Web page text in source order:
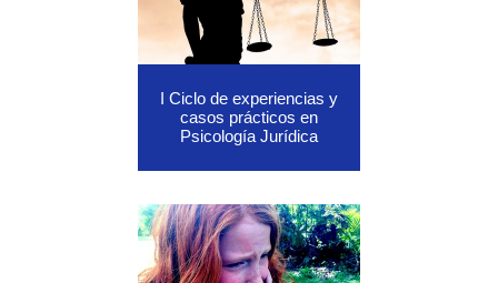
I Ciclo de experiencias y
casos prácticos en
Psicología Jurídica